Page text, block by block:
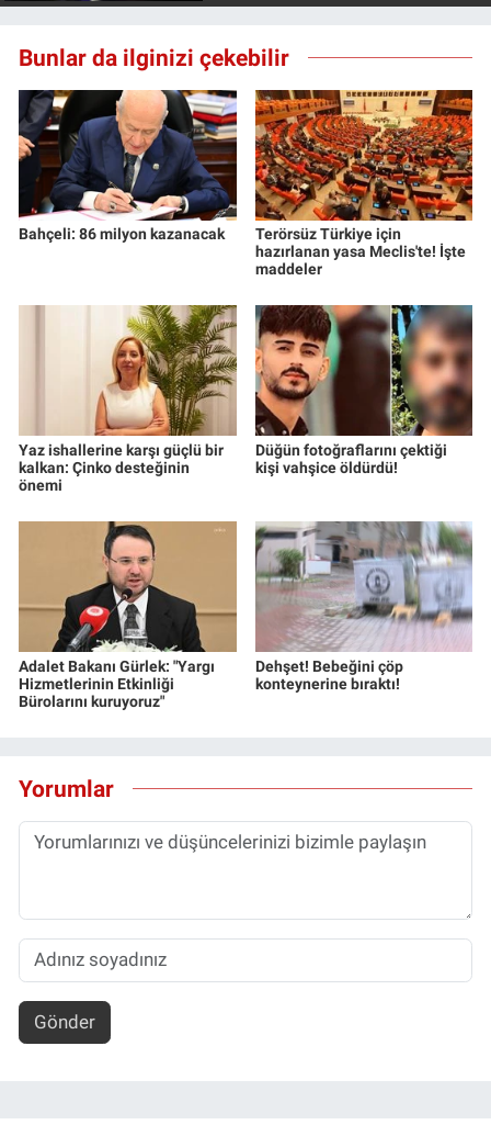
Bunlar da ilginizi çekebilir
Bahçeli: 86 milyon kazanacak
Terörsüz Türkiye için
hazırlanan yasa Meclis'te! İşte
maddeler
Yaz ishallerine karşı güçlü bir
kalkan: Çinko desteğinin
önemi
Düğün fotoğraflarını çektiği
kişi vahşice öldürdü!
Adalet Bakanı Gürlek: "Yargı
Hizmetlerinin Etkinliği
Bürolarını kuruyoruz"
Dehşet! Bebeğini çöp
konteynerine bıraktı!
Yorumlar
Gönder